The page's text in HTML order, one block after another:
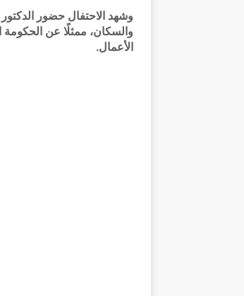
وشهد الاحتفال حضور
والسكان، ممثلًا عن
الأعمال.